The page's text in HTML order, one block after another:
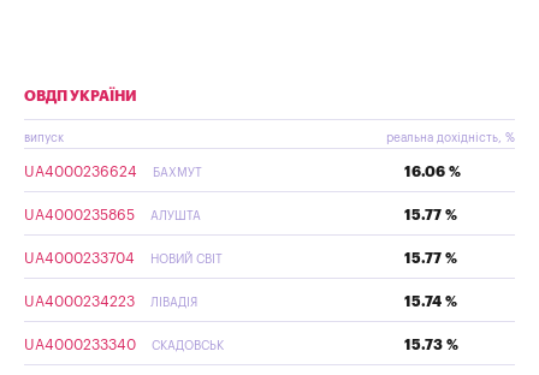
ОВДП УКРАЇНИ
випуск реальна дохідність, %
UA4000236624 БАХМУТ 16.06 %
UA4000235865 АЛУШТА 15.77 %
UA4000233704 НОВИЙ СВІТ 15.77 %
UA4000234223 ЛІВАДІЯ 15.74 %
UA4000233340 СКАДОВСЬК 15.73 %